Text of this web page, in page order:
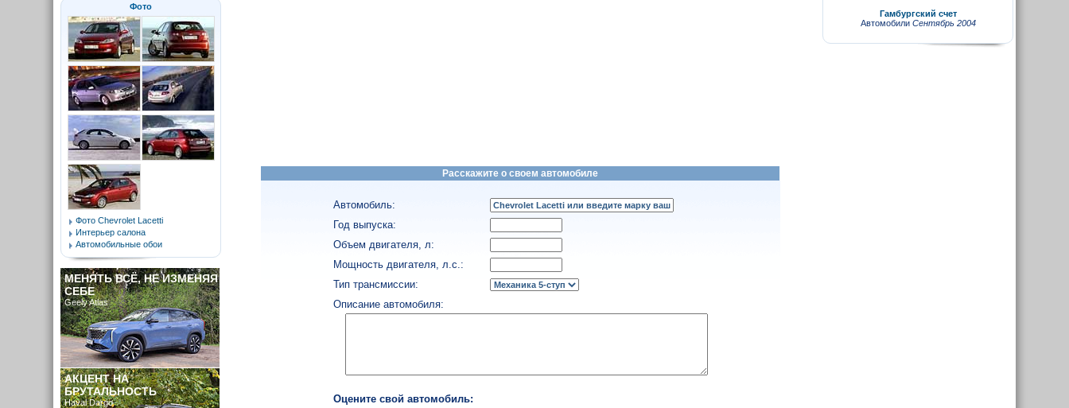
Расскажите о своем автомобиле
Автомобиль:
Год выпуска:
Объем двигателя, л:
Мощность двигателя, л.с.:
Тип трансмиссии:
Описание автомобиля:
Оцените свой автомобиль:
Фото
Фото Chevrolet Lacetti
Интерьер салона
Автомобильные обои
МЕНЯТЬ ВСЁ, НЕ ИЗМЕНЯЯ
СЕБЕ
Geely Atlas
АКЦЕНТ НА
БРУТАЛЬНОСТЬ
Haval Dargo
Гамбургский счет
АвтомобилиСентябрь 2004